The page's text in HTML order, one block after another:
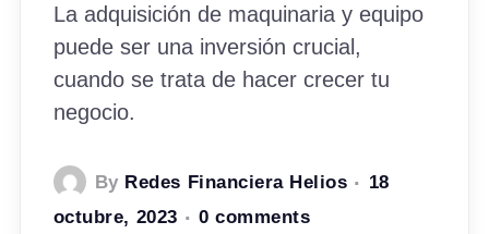
La adquisición de maquinaria y equipo
puede ser una inversión crucial,
cuando se trata de hacer crecer tu
negocio.
By Redes Financiera Helios
18
octubre, 2023
0 comments